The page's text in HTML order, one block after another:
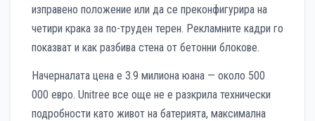
изправено положение или да се преконфигурира на
четири крака за по-труден терен. Рекламните кадри го
показват и как разбива стена от бетонни блокове.
Начерналата цена е 3.9 милиона юана — около 500
000 евро. Unitree все още не е разкрила технически
подробности като живот на батерията, максимална